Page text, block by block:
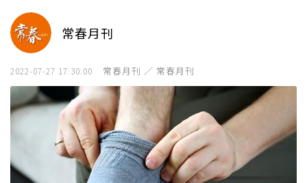
常春月刊
2022-07-27 17:30:00 常春月刊 ／ 常春月刊